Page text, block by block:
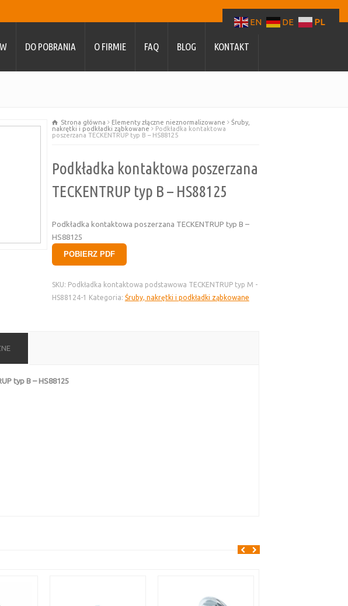
DO POBRANIA O FIRMIE FAQ BLOG KONTAKT
Strona główna Elementy złączne nieznormalizowane
Śruby,
nakrętki i podkładki ząbkowane
Podkładka kontaktowa
poszerzana TECKENTRUP typ B – HS88125
Podkładka kontaktowa poszerzana
TECKENTRUP typ B – HS88125
Podkładka kontaktowa poszerzana TECKENTRUP typ B –
HS88125
POBIERZ PDF
SKU: Podkładka kontaktowa podstawowa TECKENTRUP typ M -
HS88124-1 Kategoria: Śruby, nakrętki i podkładki ząbkowane
typ B – HS88125
EN DE PL